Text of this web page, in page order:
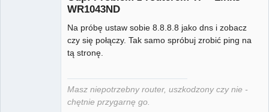
WR1043ND
Na próbę ustaw sobie 8.8.8.8 jako dns i zobacz
czy się połączy. Tak samo spróbuj zrobić ping na
tą stronę.
Masz niepotrzebny router, uszkodzony czy nie -
chętnie przygarnę go.